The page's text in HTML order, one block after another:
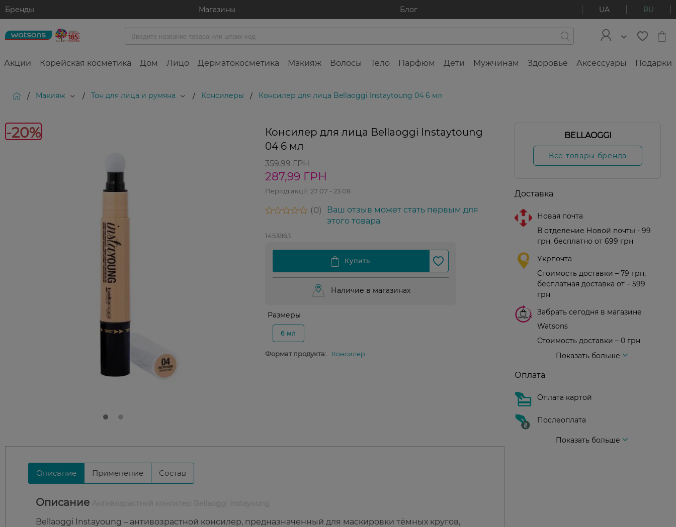
Бренды Магазины Блог UA RU
Акции Корейская косметика Дом Лицо Дерматокосметика Макияж Волосы Тело Парфюм Дети Мужчинам Здоровье Аксессуары Подарки
/ Макияж / Тон для лица и румяна / Консилеры / Консилер для лица Bellaoggi Instaytoung 04 6 мл
-20%
Консилер для лица Bellaoggi Instaytoung
04 6 мл
359,99 ГРН
287,99 ГРН
Період акції: 27 07 - 23 08
0
Ваш отзыв может стать первым для
этого товара
1453863
Наличие в магазинах
Размеры
6 мл
Формат продукта: Консилер
Описание Применение Состав
Описание
Bellaoggi Instayoung – антивозрастной консилер, предназначенный для маскировки тёмных кругов,
BELLAOGGI
Все товары бренда
Доставка
Новая почта
В отделение Новой почты - 99
грн, бесплатно от 699 грн
Укрпочта
Стоимость доставки – 79 грн,
бесплатная доставка от – 599
грн
Забрать сегодня в магазине
Watsons
Стоимость доставки – 0 грн
Показать больше
Оплата
Оплата картой
Послеоплата
Показать больше